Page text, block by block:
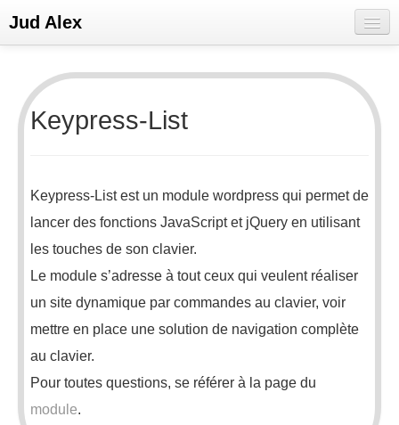
Jud Alex
E-CV
Portfolio
Keypress-List
Keypress-List est un module wordpress qui permet de
lancer des fonctions JavaScript et jQuery en utilisant
les touches de son clavier.
Le module s’adresse à tout ceux qui veulent réaliser
un site dynamique par commandes au clavier, voir
mettre en place une solution de navigation complète
au clavier.
Pour toutes questions, se référer à la page du
module.